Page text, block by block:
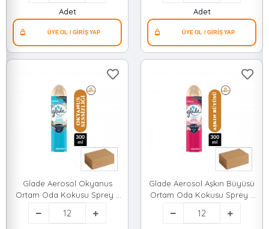
Adet Adet
Glade Aerosol Okyanus
Ortam Oda Kokusu Sprey (
300ml )*12=k
Glade Aerosol Aşkın Büyüsü
Ortam Oda Kokusu Sprey (
300ml )*12=k